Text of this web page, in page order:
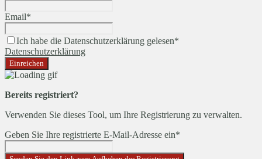
Email*
Ich habe die Datenschutzerklärung gelesen*
Datenschutzerklärung
Bereits registriert?
Verwenden Sie dieses Tool, um Ihre Registrierung zu verwalten.
Geben Sie Ihre registrierte E-Mail-Adresse ein*